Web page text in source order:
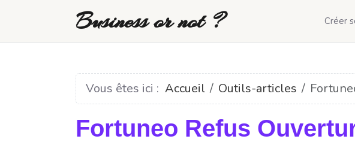
Business or not ? Créer
Vous êtes ici : Accueil Outils-articles
Fortuneo Refus